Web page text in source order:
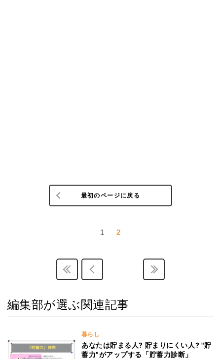
最初のページに戻る
1 2
編集部が選ぶ関連記事
暮らし
あなたは貯まる人? 貯まりにくい人? "貯
蓄力"がアップする「貯蓄力診断」